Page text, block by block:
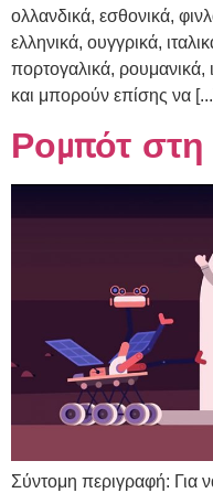
ολλανδικά, εσθονικά,
ελληνικά, ουγγρικά,
πορτογαλικά, ρουμανικά,
και μπορούν επίσης να
Ρομπότ στη
Σύντομη περιγραφή: Για